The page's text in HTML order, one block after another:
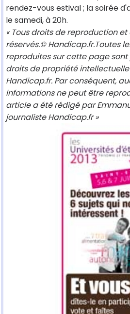
rendez-vous estival ; la soirée
le samedi, à 20h.
« Tous droits de reproduction
réservés.© Handicap.fr.Toutes
reproduites sur cette page
droits de propriété
Handicap.fr. Par conséquent,
informations ne peut être
article a été rédigé par
journaliste Handicap.fr »